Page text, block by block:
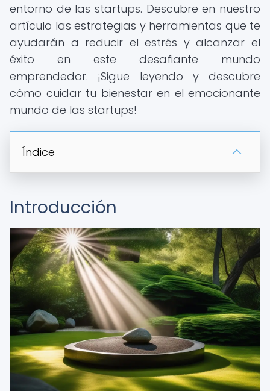
entorno de las startups. Descubre en nuestro
artículo las estrategias y herramientas que te
ayudarán a reducir el estrés y alcanzar el
éxito en este desafiante mundo
emprendedor. ¡Sigue leyendo y descubre
cómo cuidar tu bienestar en el emocionante
mundo de las startups!
Índice
Introducción